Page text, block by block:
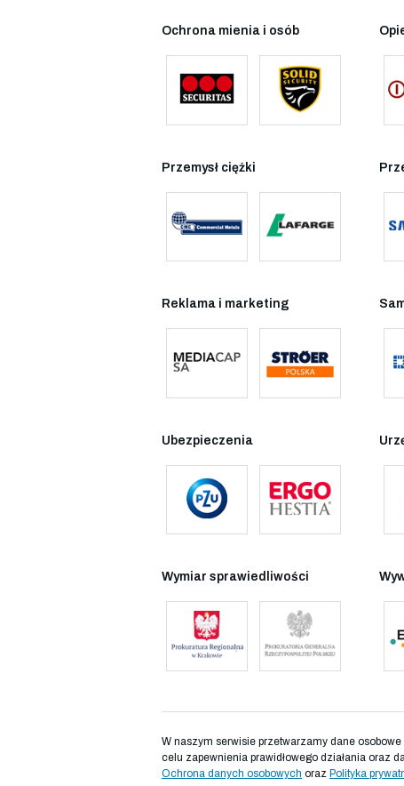
Ochrona mienia i osób
Przemysł ciężki
Reklama i marketing
Ubezpieczenia
Wymiar sprawiedliwości
W naszym serwisie przetwarzamy dane
celu zapewnienia prawidłowego działania oraz
Ochrona danych osobowych oraz Polityka